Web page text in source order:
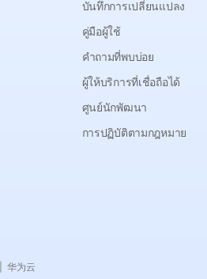
บันทึกการเปลี่ยนแปลง
คู่มือผู้ใช้
คำถามที่พบบ่อย
ผู้ให้บริการที่เชื่อถือได้
ศูนย์นักพัฒนา
การปฏิบัติตามกฎหมาย
华为云